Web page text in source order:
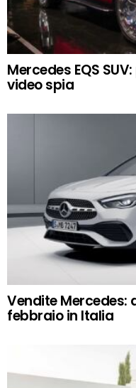
Mercedes EQS
video spia
Vendite Mercedes:
febbraio in Italia